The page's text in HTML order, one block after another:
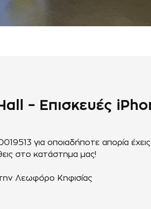
– Επισκευές
για οποιαδήποτε απορία έχεις
στο κατάστημα μας!
Λεωφόρο Κηφισίας